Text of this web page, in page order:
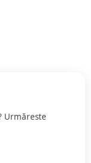
Urmăreste